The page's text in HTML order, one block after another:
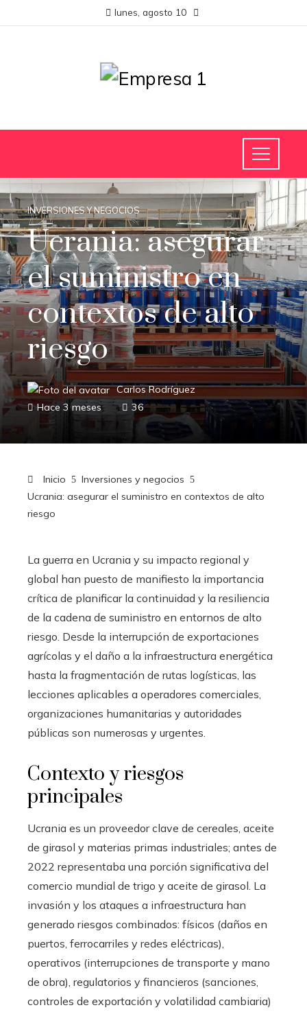
lunes, agosto 10
INVERSIONES Y NEGOCIOS
Ucrania: asegurar
el suministro en
contextos de alto
riesgo
Carlos Rodríguez
Hace 3 meses
36
Inicio
Inversiones y negocios
Ucrania: asegurar el suministro en contextos de alto
riesgo
La guerra en Ucrania y su impacto regional y
global han puesto de manifiesto la importancia
crítica de planificar la continuidad y la resiliencia
de la cadena de suministro en entornos de alto
riesgo. Desde la interrupción de exportaciones
agrícolas y el daño a la infraestructura energética
hasta la fragmentación de rutas logísticas, las
lecciones aplicables a operadores comerciales,
organizaciones humanitarias y autoridades
públicas son numerosas y urgentes.
Contexto y riesgos
principales
Ucrania es un proveedor clave de cereales, aceite
de girasol y materias primas industriales; antes de
2022 representaba una porción significativa del
comercio mundial de trigo y aceite de girasol. La
invasión y los ataques a infraestructura han
generado riesgos combinados: físicos (daños en
puertos, ferrocarriles y redes eléctricas),
operativos (interrupciones de transporte y mano
de obra), regulatorios y financieros (sanciones,
controles de exportación y volatilidad cambiaria)